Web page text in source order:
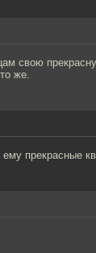
свою
же.
прекрасные